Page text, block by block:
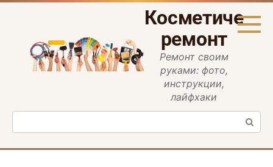
Перейти
ремонт
Ремонт своим
руками: фото,
инструкции,
лайфхаки
Поиск: